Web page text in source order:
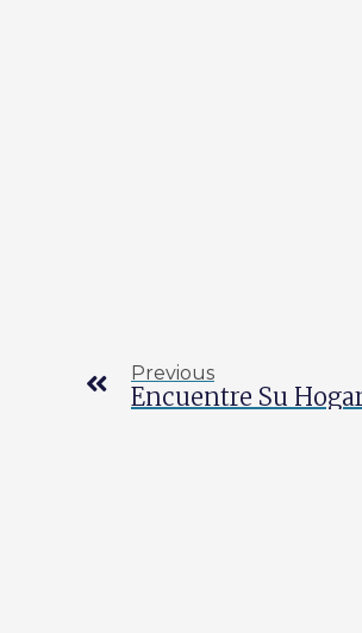
Previous